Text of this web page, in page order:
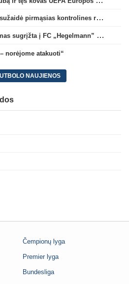
Vaikinų U15 rinktinė Taline sužaidė pirmąsias kontrolines rungtynes
Kristupas–Algirdas Padegimas sugrįžta į FC „Hegelmann” B sudėtį
norėjome atakuoti“
NAUJIENOS
Čempionų lyga
Premier lyga
Bundesliga